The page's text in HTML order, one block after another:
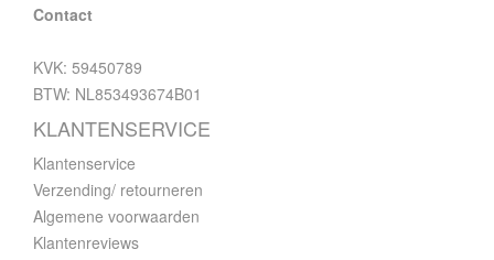
Contact
KVK: 59450789
BTW: NL853493674B01
KLANTENSERVICE
Klantenservice
Verzending/ retourneren
Algemene voorwaarden
Klantenreviews